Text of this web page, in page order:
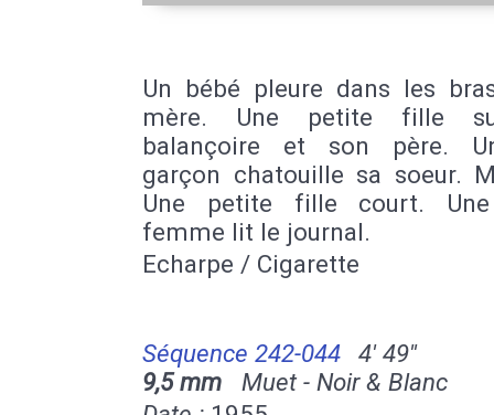
Un bébé pleure dans les
mère. Une petite fille
balançoire et son père.
garçon chatouille sa soeur.
Une petite fille court.
femme lit le journal.
Echarpe / Cigarette
Séquence 242-044
4' 49''
9,5 mm Muet - Noir & Blanc